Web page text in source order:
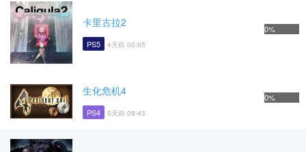
卡里古拉2
PS5 4天前 00:05
0%
生化危机4
PS4 5天前 09:43
0%